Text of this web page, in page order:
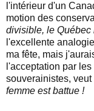
l'intérieur d'un
motion des
divisible, le Québec
l'excellente
ma fête, mais
l'acceptation par
souverainistes, veut
femme est battue !